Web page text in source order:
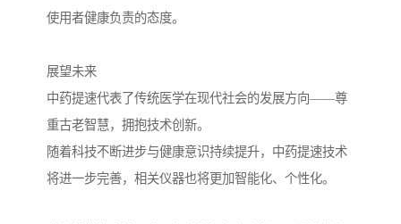
使用者健康负责的态度。
展望未来
中药提速代表了传统医学在现代社会的发展方向——尊
重古老智慧，拥抱技术创新。
随着科技不断进步与健康意识持续提升，中药提速技术
将进一步完善，相关仪器也将更加智能化、个性化。